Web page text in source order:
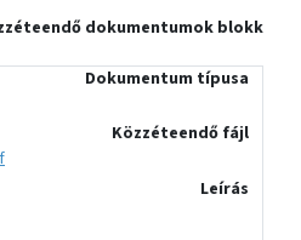
dokumentumok blokk
Dokumentum típusa
Közzéteendő fájl
Leírás